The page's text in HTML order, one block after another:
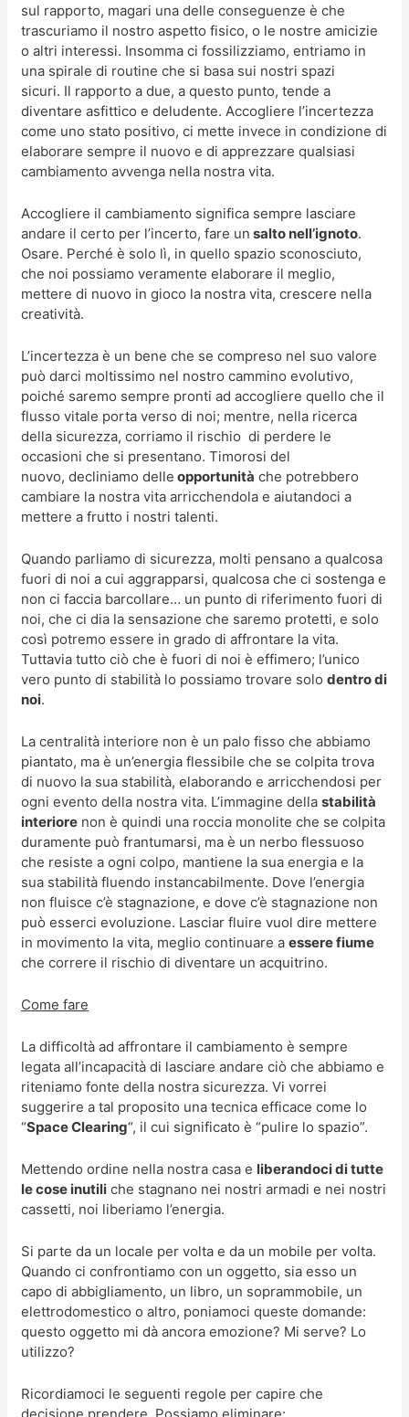
sul rapporto, magari una delle conseguenze è che
trascuriamo il nostro aspetto fisico, o le nostre amicizie
o altri interessi. Insomma ci fossilizziamo, entriamo in
una spirale di routine che si basa sui nostri spazi
sicuri. Il rapporto a due, a questo punto, tende a
diventare asfittico e deludente. Accogliere l’incertezza
come uno stato positivo, ci mette invece in condizione di
elaborare sempre il nuovo e di apprezzare qualsiasi
cambiamento avvenga nella nostra vita.
Accogliere il cambiamento significa sempre lasciare
andare il certo per l’incerto, fare un salto nell’ignoto.
Osare. Perché è solo lì, in quello spazio sconosciuto,
che noi possiamo veramente elaborare il meglio,
mettere di nuovo in gioco la nostra vita, crescere nella
creatività.
L’incertezza è un bene che se compreso nel suo valore
può darci moltissimo nel nostro cammino evolutivo,
poiché saremo sempre pronti ad accogliere quello che il
flusso vitale porta verso di noi; mentre, nella ricerca
della sicurezza, corriamo il rischio di perdere le
occasioni che si presentano. Timorosi del
nuovo, decliniamo delle opportunità che potrebbero
cambiare la nostra vita arricchendola e aiutandoci a
mettere a frutto i nostri talenti.
Quando parliamo di sicurezza, molti pensano a qualcosa
fuori di noi a cui aggrapparsi, qualcosa che ci sostenga e
non ci faccia barcollare… un punto di riferimento fuori di
noi, che ci dia la sensazione che saremo protetti, e solo
così potremo essere in grado di affrontare la vita.
Tuttavia tutto ciò che è fuori di noi è effimero; l’unico
vero punto di stabilità lo possiamo trovare solodentro di
noi.
La centralità interiore non è un palo fisso che abbiamo
piantato, ma è un’energia flessibile che se colpita trova
di nuovo la sua stabilità, elaborando e arricchendosi per
ogni evento della nostra vita. L’immagine dellastabilità
interiore non è quindi una roccia monolite che se colpita
duramente può frantumarsi, ma è un nerbo flessuoso
che resiste a ogni colpo, mantiene la sua energia e la
sua stabilità fluendo instancabilmente. Dove l’energia
non fluisce c’è stagnazione, e dove c’è stagnazione non
può esserci evoluzione. Lasciar fluire vuol dire mettere
in movimento la vita, meglio continuare aessere fiume
che correre il rischio di diventare un acquitrino.
Come fare
La difficoltà ad affrontare il cambiamento è sempre
legata all’incapacità di lasciare andare ciò che abbiamo e
riteniamo fonte della nostra sicurezza. Vi vorrei
suggerire a tal proposito una tecnica efficace come lo
“Space Clearing“, il cui significato è “pulire lo spazio”.
Mettendo ordine nella nostra casa e liberandoci di tutte
le cose inutili che stagnano nei nostri armadi e nei nostri
cassetti, noi liberiamo l’energia.
Si parte da un locale per volta e da un mobile per volta.
Quando ci confrontiamo con un oggetto, sia esso un
capo di abbigliamento, un libro, un soprammobile, un
elettrodomestico o altro, poniamoci queste domande:
questo oggetto mi dà ancora emozione? Mi serve? Lo
utilizzo?
Ricordiamoci le seguenti regole per capire che
decisione prendere. Possiamo eliminare: